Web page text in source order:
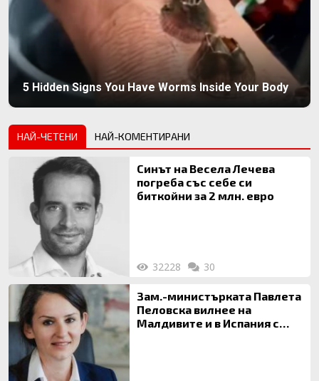
5 Hidden Signs You Have Worms Inside Your Body
НАЙ-ЧЕТЕНИ НАЙ-КОМЕНТИРАНИ
Синът на Весела Лечева
погреба със себе си
биткойни за 2 млн. евро
32228 30
Зам.-министърката Павлета
Пеловска вилнее на
Малдивите и в Испания с